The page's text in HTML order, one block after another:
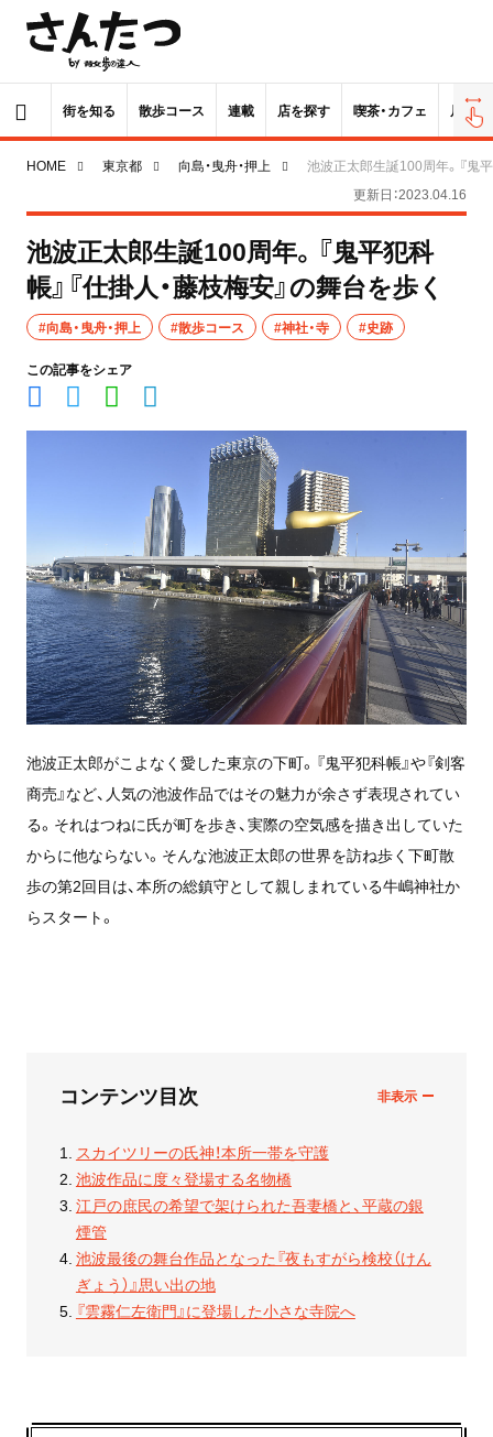
街を知る 散歩コース 連載 店を探す 喫茶・カフェ 居酒屋
HOME 東京都 向島・曳舟・押上
池波正太郎生誕100周年。『鬼
更新日：2023.04.16
池波正太郎生誕100周年。『鬼平犯科
帳』『仕掛人・藤枝梅安』の舞台を歩く
#向島・曳舟・押上 #散歩コース #神社・寺 #史跡
この記事をシェア
池波正太郎がこよなく愛した東京の下町。『鬼平犯科帳』や『剣客
商売』など、人気の池波作品ではその魅力が余さず表現されてい
る。それはつねに氏が町を歩き、実際の空気感を描き出していた
からに他ならない。そんな池波正太郎の世界を訪ね歩く下町散
歩の第2回目は、本所の総鎮守として親しまれている牛嶋神社か
らスタート。
コンテンツ目次
スカイツリーの氏神！本所一帯を守護
池波作品に度々登場する名物橋
江戸の庶民の希望で架けられた吾妻橋と、平蔵の銀
煙管
池波最後の舞台作品となった『夜もすがら検校（けん
ぎょう）』思い出の地
『雲霧仁左衛門』に登場した小さな寺院へ